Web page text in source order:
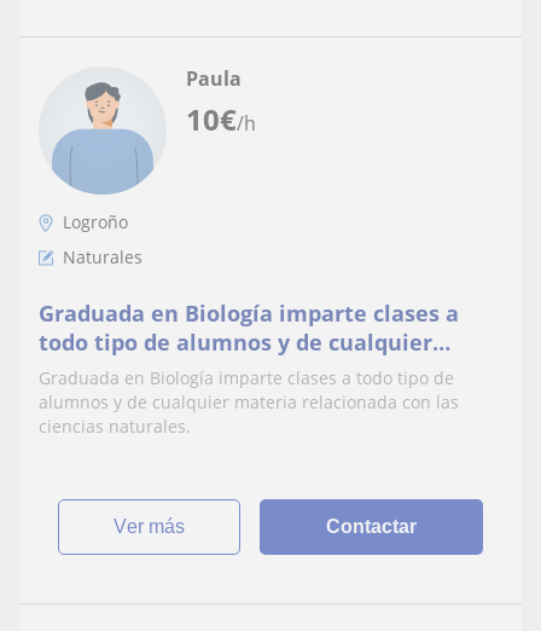
10€/h
Paula
Logroño
Naturales
Graduada en Biología imparte clases a
todo tipo de alumnos y de cualquier
materia relacionada con las ciencias
naturales
Graduada en Biología imparte clases a todo tipo de
alumnos y de cualquier materia relacionada con las
ciencias naturales.
ver más Contactar